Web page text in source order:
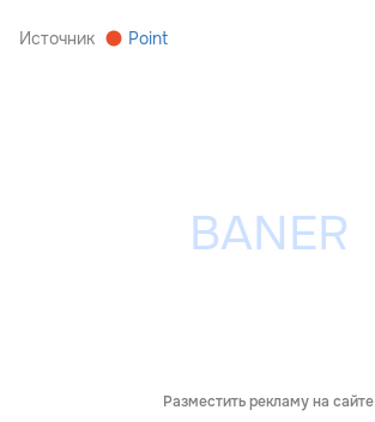
Источник Point
Разместить рекламу на сайте